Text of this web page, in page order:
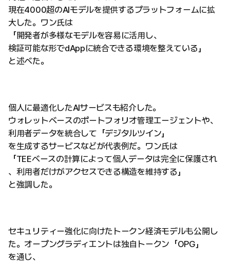
現在4000超のAIモデルを提供するプラットフォームに拡
大した。ワン氏は
「開発者が多様なモデルを容易に活用し、
検証可能な形でdAppに統合できる環境を整えている」
と述べた。
個人に最適化したAIサービスも紹介した。
ウォレットベースのポートフォリオ管理エージェントや、
利用者データを統合して「デジタルツイン」
を生成するサービスなどが代表例だ。ワン氏は
「TEEベースの計算によって個人データは完全に保護され
、利用者だけがアクセスできる構造を維持する」
と強調した。
セキュリティー強化に向けたトークン経済モデルも公開し
た。オープングラディエントは独自トークン「OPG」
を通じ、